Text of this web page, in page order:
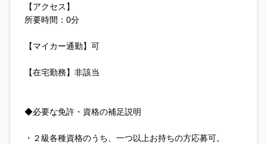
【アクセス】
所要時間：0分
【マイカー通勤】可
【在宅勤務】非該当
◆必要な免許・資格の補足説明
・２級各種資格のうち、一つ以上お持ちの方応募可。